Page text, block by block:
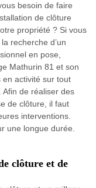
besoin de faire
de clôture
propriété ? Si vous
recherche d’un
en pose,
Mathurin 81 et son
activité sur tout
de réaliser des
de clôture, il faut
interventions.
une longue durée.
clôture et de